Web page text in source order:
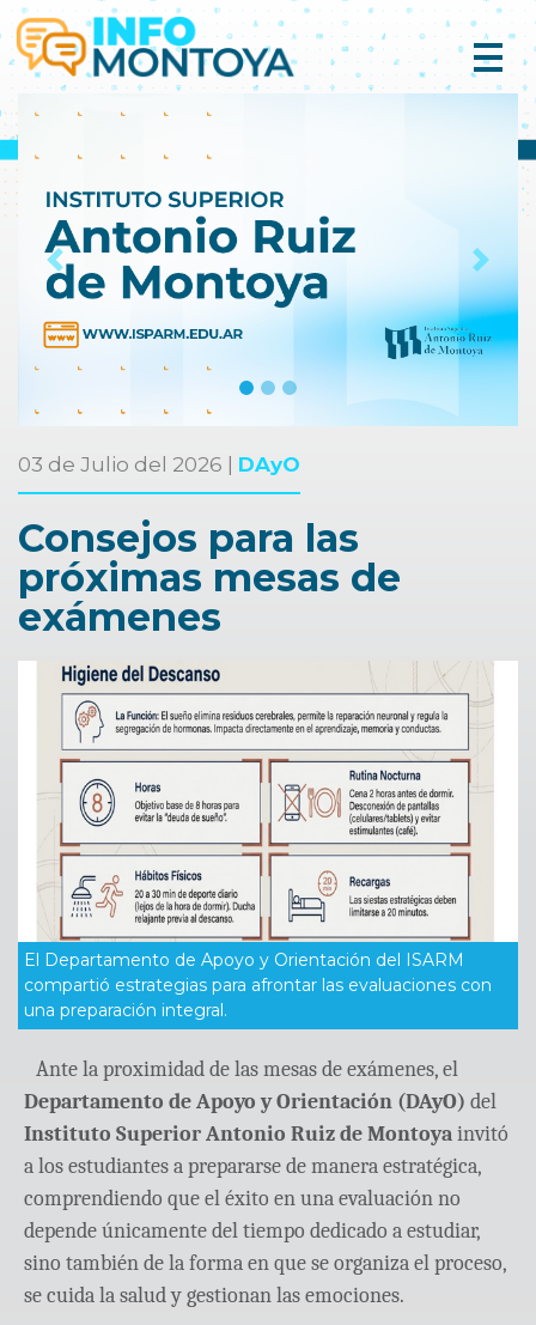
Previous Next
03 de Julio del 2026 | DAyO
Consejos para las
próximas mesas de
exámenes
El Departamento de Apoyo y Orientación del ISARM
compartió estrategias para afrontar las evaluaciones con
una preparación integral.
Ante la proximidad de las mesas de exámenes, el
Departamento de Apoyo y Orientación (DAyO) del
Instituto Superior Antonio Ruiz de Montoyainvitó
a los estudiantes a prepararse de manera estratégica,
comprendiendo que el éxito en una evaluación no
depende únicamente del tiempo dedicado a estudiar,
sino también de la forma en que se organiza el proceso,
se cuida la salud y gestionan las emociones.